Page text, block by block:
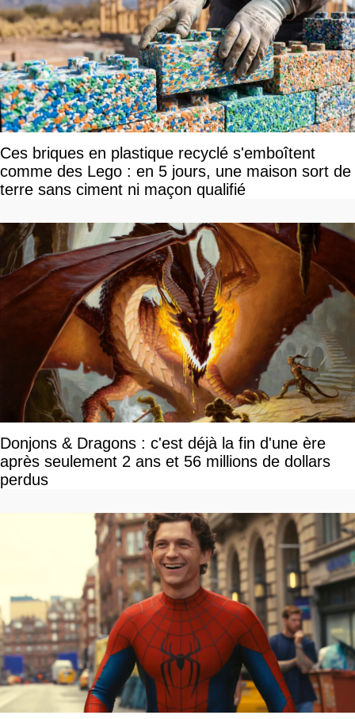
Ces briques en plastique recyclé s'emboîtent
comme des Lego : en 5 jours, une maison sort de
terre sans ciment ni maçon qualifié
Donjons & Dragons : c'est déjà la fin d'une ère
après seulement 2 ans et 56 millions de dollars
perdus